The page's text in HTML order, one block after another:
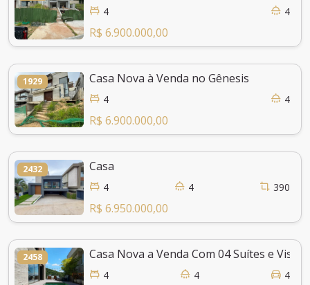
4 4
R$ 6.900.000,00
1929 Casa Nova à Venda no Gênesis
4 4
R$ 6.900.000,00
2432 Casa
4 4 390
R$ 6.950.000,00
2458 Casa Nova a Venda Com 04 Suítes e
4 4 4